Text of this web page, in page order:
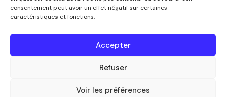
consentement peut avoir un effet négatif sur certaines
caractéristiques et fonctions.
Accepter
Refuser
Voir les préférences
AGENCE MEDIANE
CONTACT